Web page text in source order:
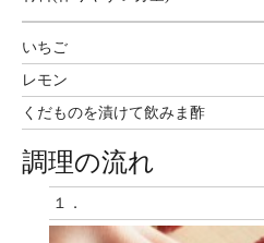
いちご
レモン
くだものを漬けて飲みま酢
調理の流れ
１．